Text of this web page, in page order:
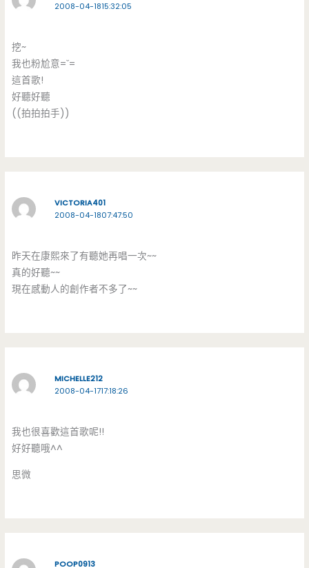
2008-04-1815:32:05
挖~
我也粉尬意=ˇ=
這首歌!
好聽好聽
((拍拍拍手))
VICTORIA401
2008-04-1807:47:50
昨天在康熙來了有聽她再唱一次~~
真的好聽~~
現在感動人的創作者不多了~~
MICHELLE212
2008-04-1717:18:26
我也很喜歡這首歌呢!!
好好聽哦^^
思微
POOP0913